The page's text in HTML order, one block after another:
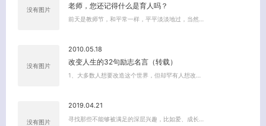
没有图片 老师，您还记得什么是育人吗？
前天是教师节，和平常一样，平平淡淡地过，当然…
没有图片
2010.05.18
改变人生的32句励志名言（转载）
1、大多数人想要改造这个世界，但却罕有人想改…
没有图片
2019.04.21
寻找那些不能够被满足的深层兴趣，比如爱、成长…